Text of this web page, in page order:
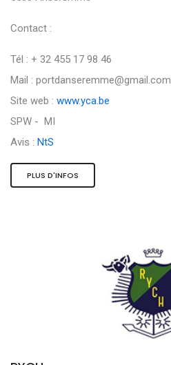
Contact :
Tél : + 32 455 17 98 46
Mail : portdanseremme@gmail.com
Site web : www.yca.be
SPW - MI
Avis : NtS
PLUS D'INFOS